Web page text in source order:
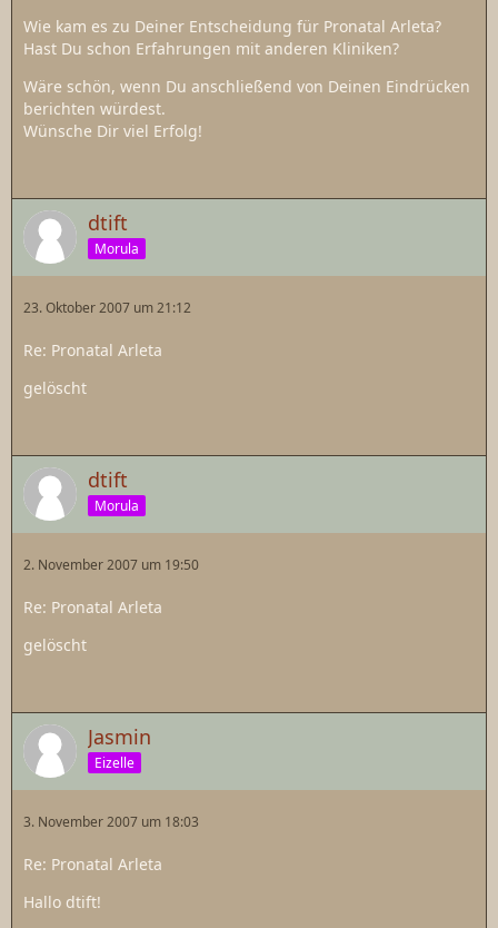
Wie kam es zu Deiner Entscheidung für Pronatal Arleta?
Hast Du schon Erfahrungen mit anderen Kliniken?
Wäre schön, wenn Du anschließend von Deinen Eindrücken
berichten würdest.
Wünsche Dir viel Erfolg!
dtift
Morula
23. Oktober 2007 um 21:12
Re: Pronatal Arleta
gelöscht
dtift
Morula
2. November 2007 um 19:50
Re: Pronatal Arleta
gelöscht
Jasmin
Eizelle
3. November 2007 um 18:03
Re: Pronatal Arleta
Hallo dtift!